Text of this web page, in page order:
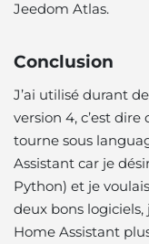
Jeedom Atlas.
Conclusion
J’ai utilisé durant
version 4, c’est
tourne sous
Assistant car je
Python) et je
deux bons
Home Assistant